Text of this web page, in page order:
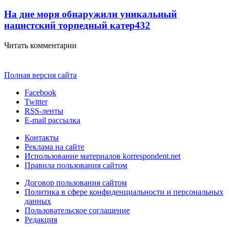
На дне моря обнаружили уникальный
нацистский торпедный катер432
Читать комментарии
Полная версия сайта
Facebook
Twitter
RSS-ленты
E-mail рассылка
Контакты
Реклама на сайте
Использование материалов korrespondent.net
Правила пользования сайтом
Договор пользования сайтом
Политика в сфере конфиденциальности и персональных
данных
Пользовательское соглашение
Редакция